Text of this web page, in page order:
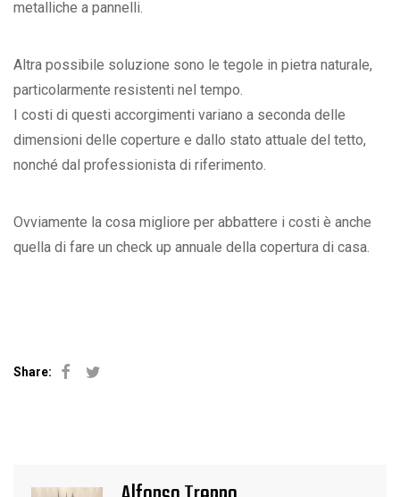
metalliche a pannelli.
Altra possibile soluzione sono le tegole in pietra naturale,
particolarmente resistenti nel tempo.
I costi di questi accorgimenti variano a seconda delle
dimensioni delle coperture e dallo stato attuale del tetto,
nonché dal professionista di riferimento.
Ovviamente la cosa migliore per abbattere i costi è anche
quella di fare un check up annuale della copertura di casa.
Share: